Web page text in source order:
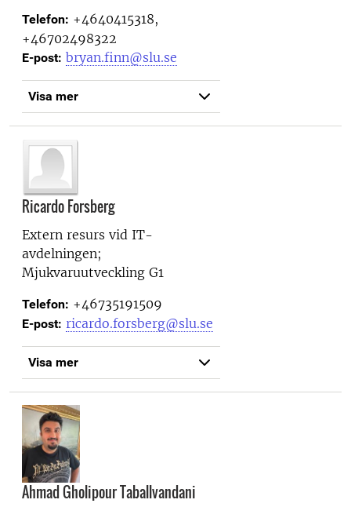
Telefon: +4640415318,
+46702498322
E-post: bryan.finn@slu.se
Visa mer
Ricardo Forsberg
Extern resurs vid IT-
avdelningen;
Mjukvaruutveckling G1
Telefon: +46735191509
E-post: ricardo.forsberg@slu.se
Visa mer
Ahmad Gholipour Taballvandani